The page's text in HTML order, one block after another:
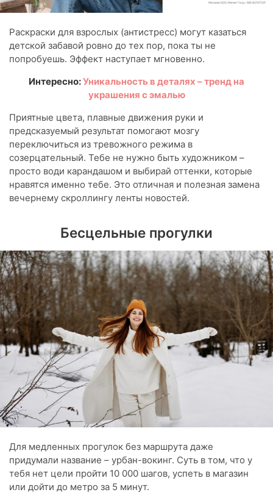
Раскраски для взрослых (антистресс) могут казаться
детской забавой ровно до тех пор, пока ты не
попробуешь. Эффект наступает мгновенно.
Интересно:Уникальность в деталях – тренд на
украшения с эмалью
Приятные цвета, плавные движения руки и
предсказуемый результат помогают мозгу
переключиться из тревожного режима в
созерцательный. Тебе не нужно быть художником –
просто води карандашом и выбирай оттенки, которые
нравятся именно тебе. Это отличная и полезная замена
вечернему скроллингу ленты новостей.
Бесцельные прогулки
Для медленных прогулок без маршрута даже
придумали название – урбан-вокинг. Суть в том, что у
тебя нет цели пройти 10 000 шагов, успеть в магазин
или дойти до метро за 5 минут.